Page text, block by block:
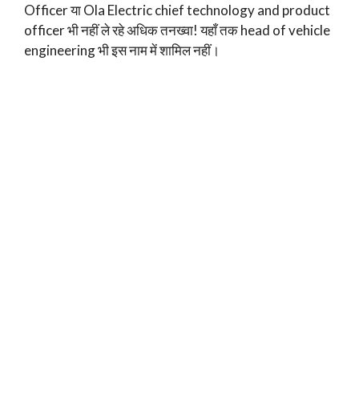
Officer या Ola Electric chief technology and product
officer भी नहीं ले रहे अधिक तनख्वा! यहाँ तक head of vehicle
engineering भी इस नाम में शामिल नहीं।